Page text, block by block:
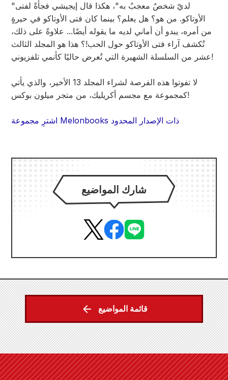
"لديّ شخصٌ معجبٌ به"، هكذا قال إيجيشي فجأةً لفتى
الأوتاكو. من هو؟ هل يعلم؟ بينما كان فتى الأوتاكو في حيرةٍ
من أمره، يبدو أن أماني لديه ما يقوله أيضًا... علاوةً على ذلك،
تُكشف آراء فتى الأوتاكو حول الحب!؟ هذا هو المجلد الثالث
عشر من السلسلة الشهيرة التي تُعرض حاليًا كأنمي تلفزيوني!
لا تفوتوا هذه الفرصة لشراء المجلد 13 الأخير، والذي يأتي
كمجموعة مع مجسم أكريليك، من متجر ميلون بوكس!
اشترِ مجموعة Melonbooks ذات الإصدار المحدود
شارك المواضيع
قائمة المواضيع